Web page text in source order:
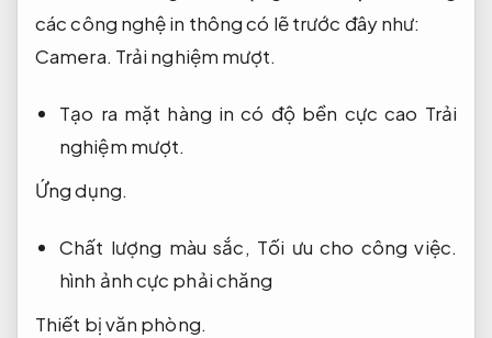
các công nghệ in thông có lẽ trước đây như:
Camera. Trải nghiệm mượt.
Tạo ra mặt hàng in có độ bền cực cao Trải
nghiệm mượt.
Ứng dụng.
Chất lượng màu sắc, Tối ưu cho công việc.
hình ảnh cực phải chăng
Thiết bị văn phòng.